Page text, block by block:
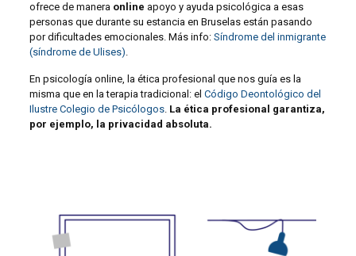
ofrece de manera online apoyo y ayuda psicológica a esas
personas que durante su estancia en Bruselas están pasando
por dificultades emocionales. Más info: Síndrome del inmigrante
(síndrome de Ulises).
En psicología online, la ética profesional que nos guía es la
misma que en la terapia tradicional: el Código Deontológico del
Ilustre Colegio de Psicólogos. La ética profesional garantiza,
por ejemplo, la privacidad absoluta.